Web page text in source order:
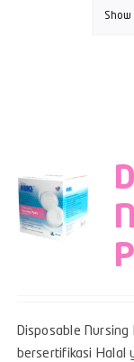
Show
Disposable
bersertifikasi Halal